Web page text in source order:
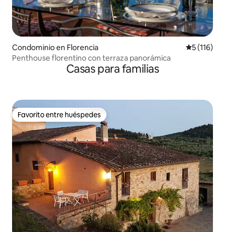
Condominio en Florencia
5 (116)
Penthouse florentino con terraza panorámica
Casas para familias
Favorito entre huéspedes
Favorito entre huéspedes